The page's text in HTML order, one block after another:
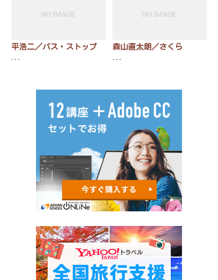
平浩二／バス・ストップ
...
森山直太朗／さくら
...